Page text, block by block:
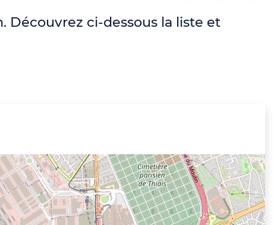
Découvrez ci-dessous la liste et